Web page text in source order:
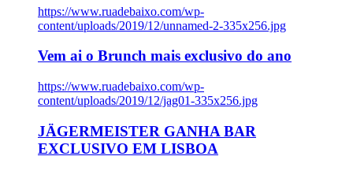
https://www.ruadebaixo.com/wp-
content/uploads/2019/12/unnamed-2-335x256.jpg
Vem ai o Brunch mais exclusivo do ano
https://www.ruadebaixo.com/wp-
content/uploads/2019/12/jag01-335x256.jpg
JÄGERMEISTER GANHA BAR
EXCLUSIVO EM LISBOA